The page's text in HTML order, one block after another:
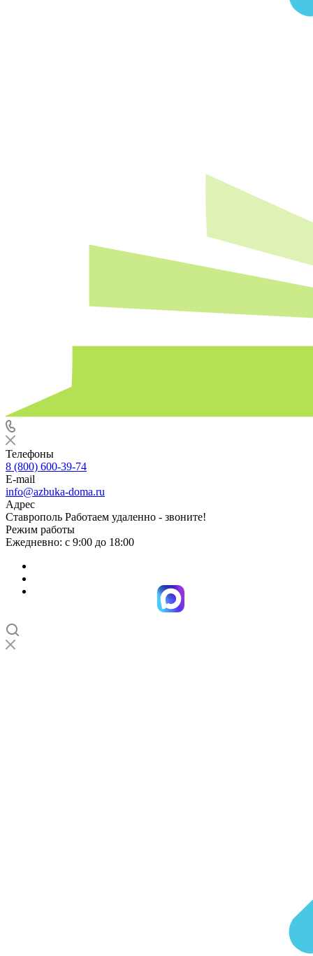
Телефоны
8 (800) 600-39-74
E-mail
info@azbuka-doma.ru
Адрес
Ставрополь Работаем удаленно - звоните!
Режим работы
Ежедневно: с 9:00 до 18:00